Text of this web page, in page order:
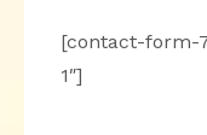
[contact-form-
1″]